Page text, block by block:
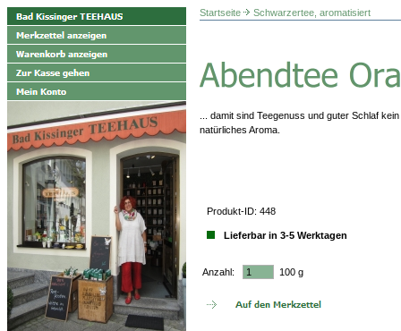
Startseite Schwarzertee, aromatisiert
... damit sind Teegenuss und guter Schlaf
natürliches Aroma.
Produkt-ID: 448
Lieferbar in 3-5 Werktagen
Anzahl: 100 g